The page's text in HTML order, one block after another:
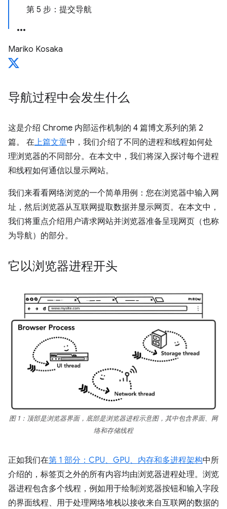
第 5 步：提交导航
Mariko Kosaka
导航过程中会发生什么
这是介绍 Chrome 内部运作机制的 4 篇博文系列的第 2
篇。 在上篇文章中，我们介绍了不同的进程和线程如何处
理浏览器的不同部分。在本文中，我们将深入探讨每个进程
和线程如何通信以显示网站。
我们来看看网络浏览的一个简单用例：您在浏览器中输入网
址，然后浏览器从互联网提取数据并显示网页。在本文中，
我们将重点介绍用户请求网站并浏览器准备呈现网页（也称
为导航）的部分。
它以浏览器进程开头
图 1：顶部是浏览器界面，底部是浏览器进程示意图，其中包含界面、网
络和存储线程
正如我们在第 1 部分：CPU、GPU、内存和多进程架构中所
介绍的，标签页之外的所有内容均由浏览器进程处理。浏览
器进程包含多个线程，例如用于绘制浏览器按钮和输入字段
的界面线程、用于处理网络堆栈以接收来自互联网的数据的